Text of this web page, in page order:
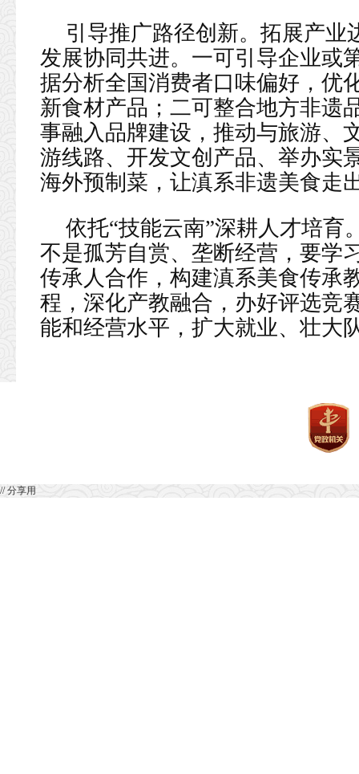
引导推广路径创新。拓展产业
发展协同共进。一可引导企业或
据分析全国消费者口味偏好，优
新食材产品；二可整合地方非遗
事融入品牌建设，推动与旅游、
游线路、开发文创产品、举办实
海外预制菜，让滇系非遗美食走
依托“技能云南”深耕人才培育
不是孤芳自赏、垄断经营，要学
传承人合作，构建滇系美食传承
程，深化产教融合，办好评选竞
能和经营水平，扩大就业、壮大
// 分享用